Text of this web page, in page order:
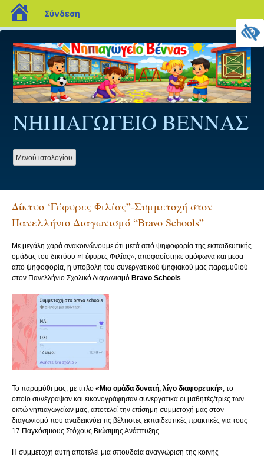
περιεχόμενο
ΝΗΠΙΑΓΩΓΕΙΟ ΒΕΝΝΑΣ
Mενού ιστολογίου
Δίκτυο ‘Γέφυρες Φιλίας”-Συμμετοχή στον
Πανελλήνιο Διαγωνισμό “Bravo Schools”
Με μεγάλη χαρά ανακοινώνουμε ότι μετά από ψηφοφορία της εκπαιδευτικής
ομάδας του δικτύου «Γέφυρες Φιλίας», αποφασίστηκε ομόφωνα και μεσα
απο ψηφοφορία, η υποβολή του συνεργατικού ψηφιακού μας παραμυθιού
στον Πανελλήνιο Σχολικό Διαγωνισμό Bravo Schools
Το παραμύθι μας, με τίτλο «Μια ομάδα δυνατή, λίγο διαφορετική», το
οποίο συνέγραψαν και εικονογράφησαν συνεργατικά οι μαθητές/τριες των
οκτώ νηπιαγωγείων μας, αποτελεί την επίσημη συμμετοχή μας στον
διαγωνισμό που αναδεικνύει τις βέλτιστες εκπαιδευτικές πρακτικές για τους
17 Παγκόσμιους Στόχους Βιώσιμης Ανάπτυξης.
Η συμμετοχή αυτή αποτελεί μια σπουδαία αναγνώριση της κοινής
blogs.sch.gr
Σύνδεση